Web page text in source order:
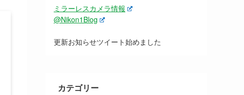
ミラーレスカメラ情報
@Nikon1Blog
更新お知らせツイート始めました
カテゴリー